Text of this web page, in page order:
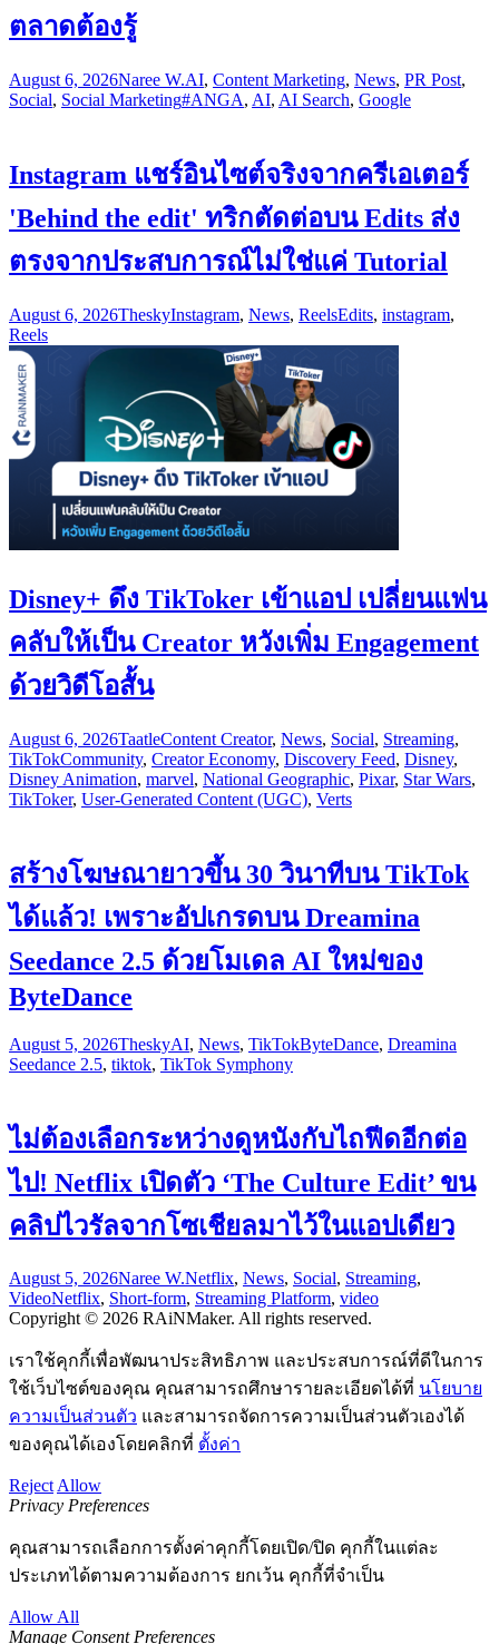
ตลาดต้องรู้
August 6, 2026Naree W.AI, Content Marketing, News, PR Post,
Social, Social Marketing#ANGA, AI, AI Search, Google
Instagram แชร์อินไซต์จริงจากครีเอเตอร์
'Behind the edit' ทริกตัดต่อบน Edits ส่ง
ตรงจากประสบการณ์ไม่ใช่แค่ Tutorial
August 6, 2026TheskyInstagram, News, ReelsEdits, instagram,
Reels
Disney+ ดึง TikToker เข้าแอป เปลี่ยนแฟน
คลับให้เป็น Creator หวังเพิ่ม Engagement
ด้วยวิดีโอสั้น
August 6, 2026TaatleContent Creator, News, Social, Streaming,
TikTokCommunity, Creator Economy, Discovery Feed, Disney,
Disney Animation, marvel, National Geographic, Pixar, Star Wars,
TikToker, User-Generated Content (UGC), Verts
สร้างโฆษณายาวขึ้น 30 วินาทีบน TikTok
ได้แล้ว! เพราะอัปเกรดบน Dreamina
Seedance 2.5 ด้วยโมเดล AI ใหม่ของ
ByteDance
August 5, 2026TheskyAI, News, TikTokByteDance, Dreamina
Seedance 2.5, tiktok, TikTok Symphony
ไม่ต้องเลือกระหว่างดูหนังกับไถฟีดอีกต่อ
ไป! Netflix เปิดตัว ‘The Culture Edit’ ขน
คลิปไวรัลจากโซเชียลมาไว้ในแอปเดียว
August 5, 2026Naree W.Netflix, News, Social, Streaming,
VideoNetflix, Short-form, Streaming Platform, video
Copyright © 2026 RAiNMaker. All rights reserved.
เราใช้คุกกี้เพื่อพัฒนาประสิทธิภาพ และประสบการณ์ที่ดีในการ
ใช้เว็บไซต์ของคุณ คุณสามารถศึกษารายละเอียดได้ที่ นโยบาย
ความเป็นส่วนตัว และสามารถจัดการความเป็นส่วนตัวเองได้
ของคุณได้เองโดยคลิกที่ ตั้งค่า
RejectAllow
Privacy Preferences
คุณสามารถเลือกการตั้งค่าคุกกี้โดยเปิด/ปิด คุกกี้ในแต่ละ
ประเภทได้ตามความต้องการ ยกเว้น คุกกี้ที่จำเป็น
Allow All
Manage Consent Preferences